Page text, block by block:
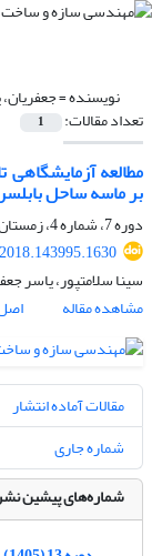
نویسنده =
تعداد مقالات: 1
مطالعه آزمایشگاهی
بر ماسه ساحل
دوره 7، شماره 4، زمستان 1399، صفحه
سینا سلامتپور، یاسر
مشاهده مقاله
مقالات آماده انتشار
شماره جاری
شماره‌های پیشین